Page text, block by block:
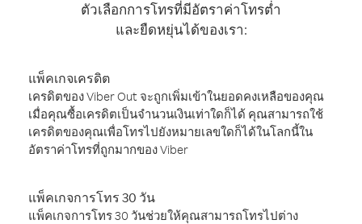
ตัวเลือกการโทรที่มีอัตราค่าโทรต่ำ
และยืดหยุ่นได้ของเรา:
แพ็คเกจเครดิต
เครดิตของ Viber Out จะถูกเพิ่มเข้าในยอดคงเหลือของคุณ
เมื่อคุณซื้อเครดิตเป็นจำนวนเงินเท่าใดก็ได้ คุณสามารถใช้
เครดิตของคุณเพื่อโทรไปยังหมายเลขใดก็ได้ในโลกนี้ใน
อัตราค่าโทรที่ถูกมากของ Viber
แพ็คเกจการโทร 30 วัน
แพ็คเกจการโทร 30 วันช่วยให้คุณสามารถโทรไปต่าง